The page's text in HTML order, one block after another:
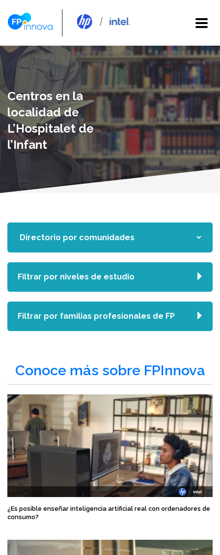
Centros en la
localidad de
L’Hospitalet de
l’Infant
Conoce más sobre FPInnova
¿Es posible enseñar inteligencia artificial real con ordenadores de
consumo?
Filtrar por niveles de estudio
Filtrar por familias profesionales de FP